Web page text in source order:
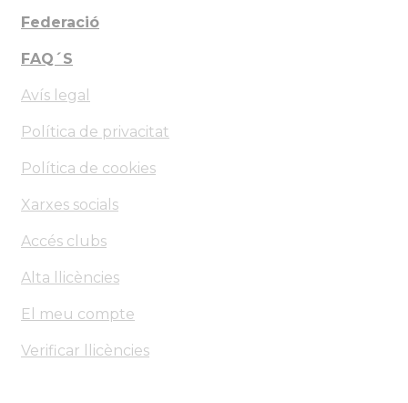
Federació
FAQ´S
Avís legal
Política de privacitat
Política de cookies
Xarxes socials
Accés clubs
Alta llicències
El meu compte
Verificar llicències